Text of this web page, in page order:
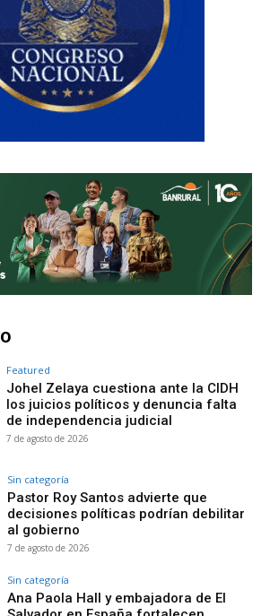
Featured
Johel Zelaya cuestiona ante la CIDH
los juicios políticos y denuncia falta
de independencia judicial
7 de agosto de 2026
Sin categoría
Pastor Roy Santos advierte que
decisiones políticas podrían debilitar
al gobierno
7 de agosto de 2026
Sin categoría
Ana Paola Hall y embajadora de El